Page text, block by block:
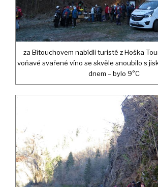
za Bítouchovem nabídli turisté z Hoška
voňavé svařené víno se skvěle snoubilo s
dnem – bylo 9°C